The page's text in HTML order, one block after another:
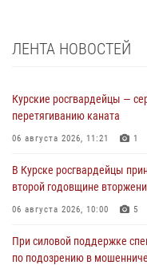
ЛЕНТА НОВОСТЕЙ
Курские росгвардейцы —
перетягиванию каната
06 августа 2026, 11:21 1
В Курске росгвардейцы
второй годовщине
06 августа 2026, 10:00 5
При силовой поддержке
по подозрению в